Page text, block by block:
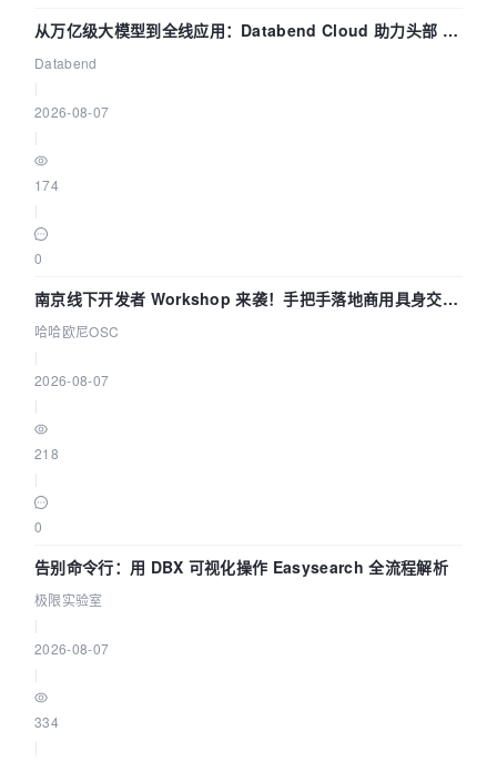
从万亿级大模型到全线应用：Databend Cloud 助力头部 AI
企业构建全链路 Trace 数据管道
Databend
2026-08-07
174
0
南京线下开发者 Workshop 来袭！手把手落地商用具身交互
智能 Agent 应用
哈哈欧尼OSC
2026-08-07
218
0
告别命令行：用 DBX 可视化操作 Easysearch 全流程解析
极限实验室
2026-08-07
334